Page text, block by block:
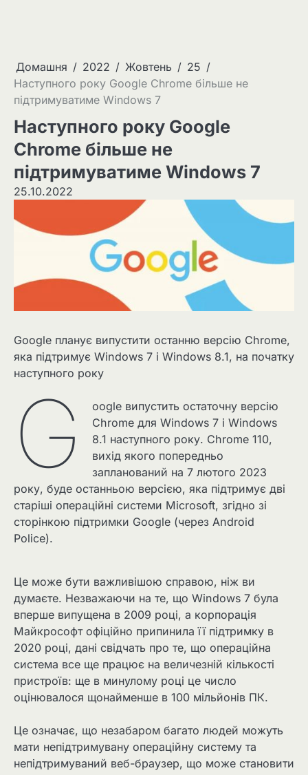
Домашня 2022 Жовтень
25
Наступного року Google Chrome більше не
підтримуватиме Windows 7
Наступного року Google
Chrome більше не
підтримуватиме Windows 7
25.10.2022
Google планує випустити останню версію Chrome,
яка підтримує Windows 7 і Windows 8.1, на початку
наступного року
G
oogle випустить остаточну версію
Chrome для Windows 7 і Windows
8.1 наступного року. Chrome 110,
вихід якого попередньо
запланований на 7 лютого 2023
року, буде останньою версією, яка підтримує дві
старіші операційні системи Microsoft, згідно зі
сторінкою підтримки Google (через Android
Police).
Це може бути важливішою справою, ніж ви
думаєте. Незважаючи на те, що Windows 7 була
вперше випущена в 2009 році, а корпорація
Майкрософт офіційно припинила її підтримку в
2020 році, дані свідчать про те, що операційна
система все ще працює на величезній кількості
пристроїв: ще в минулому році це число
оцінювалося щонайменше в 100 мільйонів ПК.
Це означає, що незабаром багато людей можуть
мати непідтримувану операційну систему та
непідтримуваний веб-браузер, що може становити